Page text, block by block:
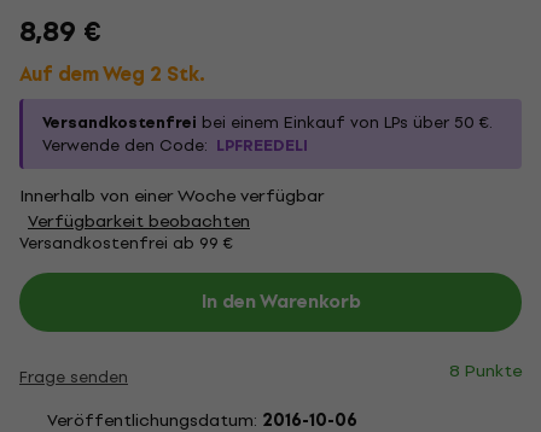
8,89 €
Auf dem Weg 2 Stk.
Versandkostenfrei bei einem Einkauf von LPs über 50 €.
Verwende den Code: LPFREEDELI
Innerhalb von einer Woche verfügbar
Verfügbarkeit beobachten
Versandkostenfrei ab 99 €
In den Warenkorb
Frage senden
8 Punkte
Veröffentlichungsdatum: 2016-10-06